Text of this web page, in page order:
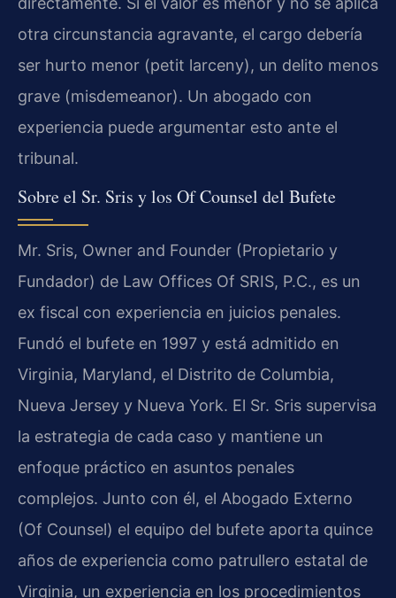
otra circunstancia agravante, el cargo debería
ser hurto menor (petit larceny), un delito menos
grave (misdemeanor). Un abogado con
experiencia puede argumentar esto ante el
tribunal.
Sobre el Sr. Sris y los Of Counsel del Bufete
Mr. Sris, Owner and Founder (Propietario y
Fundador) de Law Offices Of SRIS, P.C., es un
ex fiscal con experiencia en juicios penales.
Fundó el bufete en 1997 y está admitido en
Virginia, Maryland, el Distrito de Columbia,
Nueva Jersey y Nueva York. El Sr. Sris supervisa
la estrategia de cada caso y mantiene un
enfoque práctico en asuntos penales
complejos. Junto con él, el Abogado Externo
(Of Counsel) el equipo del bufete aporta quince
años de experiencia como patrullero estatal de
Virginia, un experiencia en los procedimientos